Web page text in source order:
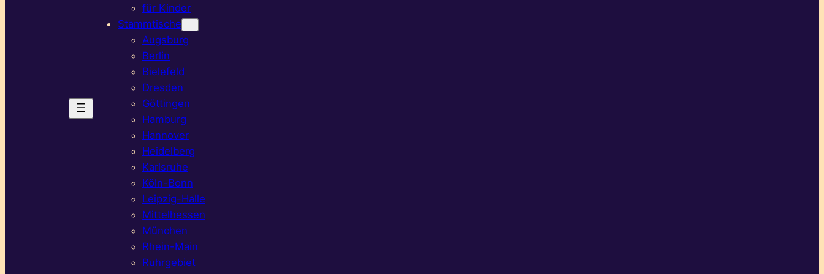
für Kinder
Stammtische
Augsburg
Berlin
Bielefeld
Dresden
Göttingen
Hamburg
Hannover
Heidelberg
Karlsruhe
Köln-Bonn
Leipzig-Halle
Mittelhessen
München
Rhein-Main
Ruhrgebiet